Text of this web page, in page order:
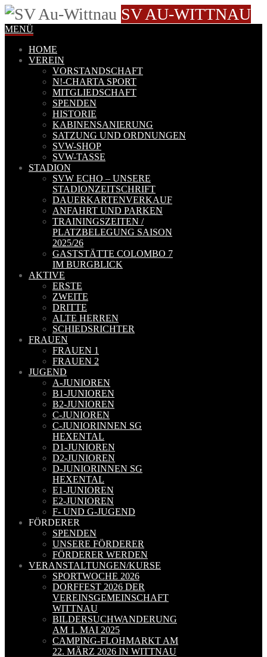
SV AU-WITTNAU
MENÜ
HOME
VEREIN
VORSTANDSCHAFT
N!-CHARTA SPORT
MITGLIEDSCHAFT
SPENDEN
HISTORIE
KABINENSANIERUNG
SATZUNG UND ORDNUNGEN
SVW-SHOP
SVW-TASSE
STADION
SVW ECHO – UNSERE
STADIONZEITSCHRIFT
DAUERKARTENVERKAUF
ANFAHRT UND PARKEN
TRAININGSZEITEN /
PLATZBELEGUNG SAISON
2025/26
GASTSTÄTTE COLOMBO 7
IM BURGBLICK
AKTIVE
ERSTE
ZWEITE
DRITTE
ALTE HERREN
SCHIEDSRICHTER
FRAUEN
FRAUEN 1
FRAUEN 2
JUGEND
A-JUNIOREN
B1-JUNIOREN
B2-JUNIOREN
C-JUNIOREN
C-JUNIORINNEN SG
HEXENTAL
D1-JUNIOREN
D2-JUNIOREN
D-JUNIORINNEN SG
HEXENTAL
E1-JUNIOREN
E2-JUNIOREN
F- UND G-JUGEND
FÖRDERER
SPENDEN
UNSERE FÖRDERER
FÖRDERER WERDEN
VERANSTALTUNGEN/KURSE
SPORTWOCHE 2026
DORFFEST 2026 DER
VEREINSGEMEINSCHAFT
WITTNAU
BILDERSUCHWANDERUNG
AM 1. MAI 2025
CAMPING-FLOHMARKT AM
22. MÄRZ 2026 IN WITTNAU